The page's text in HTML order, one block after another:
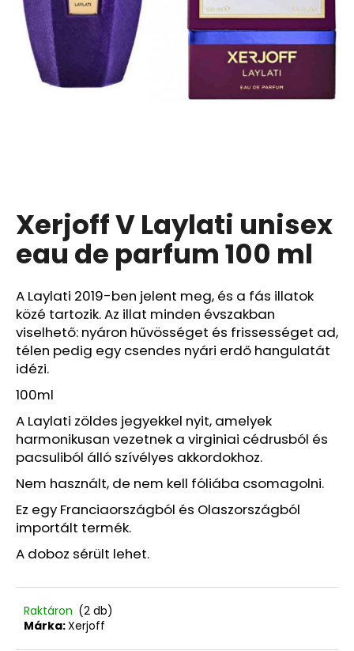
Xerjoff V Laylati unisex
eau de parfum 100 ml
A Laylati 2019-ben jelent meg, és a fás illatok
közé tartozik. Az illat minden évszakban
viselhető: nyáron hűvösséget és frissességet ad,
télen pedig egy csendes nyári erdő hangulatát
idézi.
100ml
A Laylati zöldes jegyekkel nyit, amelyek
harmonikusan vezetnek a virginiai cédrusból és
pacsuliból álló szívélyes akkordokhoz.
Nem használt, de nem kell fóliába csomagolni.
Ez egy Franciaországból és Olaszországból
importált termék.
A doboz sérült lehet.
Raktáron (2 db)
Márka:Xerjoff
CENTRUM
SILVER
TABLETTA,
100+30
OS
AJÁNDÉKCSOMAG
3
990
Ft
Korábbi:
340